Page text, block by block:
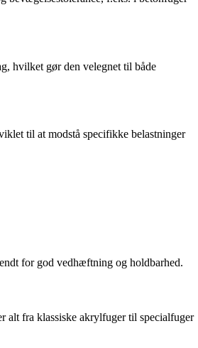
hvilket gør den velegnet til både
til at modstå specifikke belastninger
for god vedhæftning og holdbarhed.
alt fra klassiske akrylfuger til specialfuger